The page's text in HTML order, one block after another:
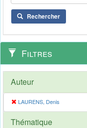
Rechercher
Filtres
Auteur
LAURENS, Denis
Thématique